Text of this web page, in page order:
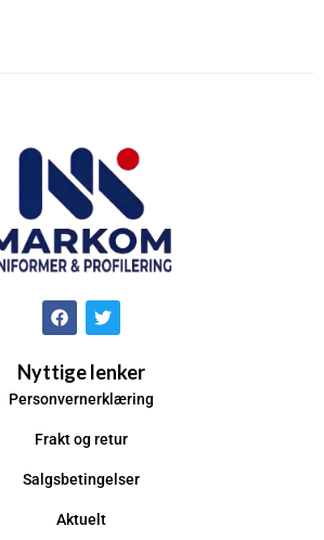
Nyttige lenker
Personvernerklæring
Frakt og retur
Salgsbetingelser
Aktuelt